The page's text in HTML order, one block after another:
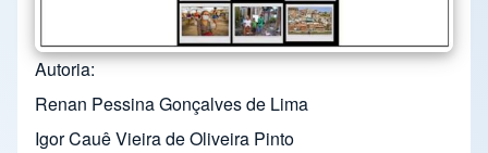
Autoria
Renan Pessina Gonçalves de Lima
Igor Cauê Vieira de Oliveira Pinto